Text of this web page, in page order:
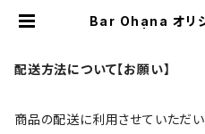
Bar Ohana オリ
配送方法について【お願い】
商品の配送に利用させていただ